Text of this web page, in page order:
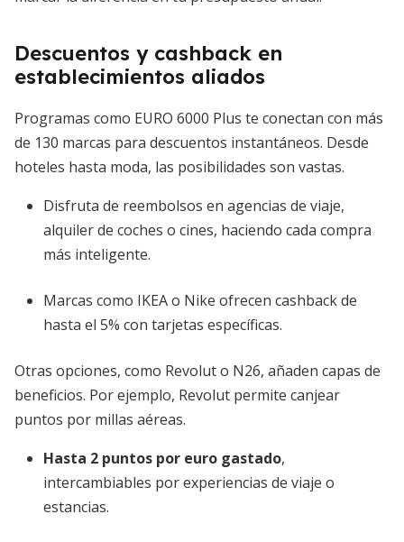
Descuentos y cashback en
establecimientos aliados
Programas como EURO 6000 Plus te conectan con más
de 130 marcas para descuentos instantáneos. Desde
hoteles hasta moda, las posibilidades son vastas.
Disfruta de reembolsos en agencias de viaje,
alquiler de coches o cines, haciendo cada compra
más inteligente.
Marcas como IKEA o Nike ofrecen cashback de
hasta el 5% con tarjetas específicas.
Otras opciones, como Revolut o N26, añaden capas de
beneficios. Por ejemplo, Revolut permite canjear
puntos por millas aéreas.
Hasta 2 puntos por euro gastado,
intercambiables por experiencias de viaje o
estancias.